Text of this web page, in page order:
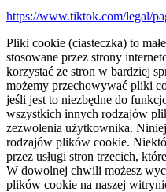
https://www.tiktok.com/legal/
Pliki cookie (ciasteczka) to
stosowane przez strony
korzystać ze stron w bardziej
możemy przechowywać pliki
jeśli jest to niezbędne do
wszystkich innych rodzajów
zezwolenia użytkownika.
rodzajów plików cookie.
przez usługi stron trzecich,
W dowolnej chwili możesz
plików cookie na naszej